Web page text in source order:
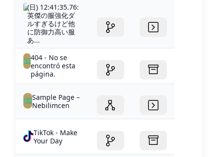
(日) 12:41:35.76:
英傑の服強化ダ
ルすぎるけど他
に防御力高い服
あ...
404 - No se
encontró esta
página.
Sample Page –
Nebilimcen
TikTok - Make
Your Day